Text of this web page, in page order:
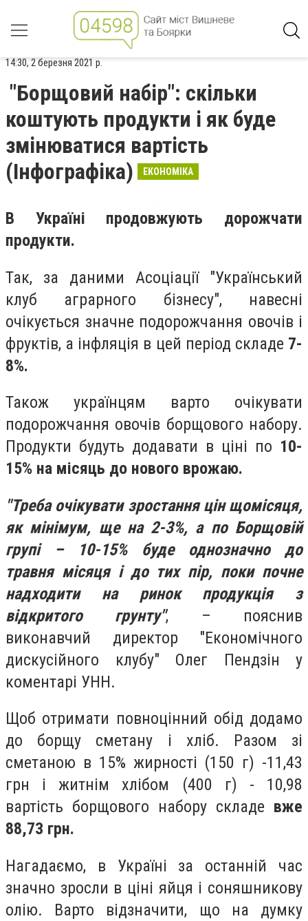
14:30, 2 березня 2021 р.
"Борщовий набір": скільки
коштують продукти і як буде
змінюватися вартість
(Інфографіка)
ЕКОНОМІКА
В Україні продовжують дорожчати
продукти.
Так, за даними Асоціації "Український
клуб аграрного бізнесу", навесні
очікується значне подорожчання овочів і
фруктів, а інфляція в цей період складе 7-
8%.
Також українцям варто очікувати
подорожчання овочів борщового набору.
Продукти будуть додавати в ціні по 10-
15% на місяць до нового врожаю.
"Треба очікувати зростання цін щомісяця,
як мінімум, ще на 2-3%, а по Борщовій
групі – 10-15% буде однозначно до
травня місяця і до тих пір, поки почне
надходити на ринок продукція з
відкритого грунту", – пояснив
виконавчий директор "Економічного
дискусійного клубу" Олег Пендзін у
коментарі УНН.
Щоб отримати повноцінний обід додамо
до борщу сметану і хліб. Разом зі
сметаною в 15% жирності (150 г) -11,43
грн і житнім хлібом (400 г) - 10,98
вартість борщового набору складе вже
88,73 грн.
Нагадаємо, в Україні за останній час
значно зросли в ціні яйця і соняшникову
олію. Варто відзначити, що на думку